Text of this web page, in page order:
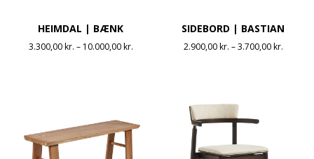
HEIMDAL | BÆNK
3.300,00kr. – 10.000,00kr.Prisinterval:
SIDEBORD | BASTIAN
2.900,00kr. –3.700,00kr.